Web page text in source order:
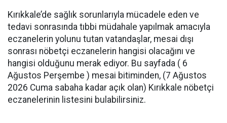
Kırıkkale’de sağlık sorunlarıyla mücadele eden ve
tedavi sonrasında tıbbi müdahale yapılmak amacıyla
eczanelerin yolunu tutan vatandaşlar, mesai dışı
sonrası nöbetçi eczanelerin hangisi olacağını ve
hangisi olduğunu merak ediyor. Bu sayfada ( 6
Ağustos Perşembe ) mesai bitiminden, (7 Ağustos
2026 Cuma sabaha kadar açık olan) Kırıkkale nöbetçi
eczanelerinin listesini bulabilirsiniz.